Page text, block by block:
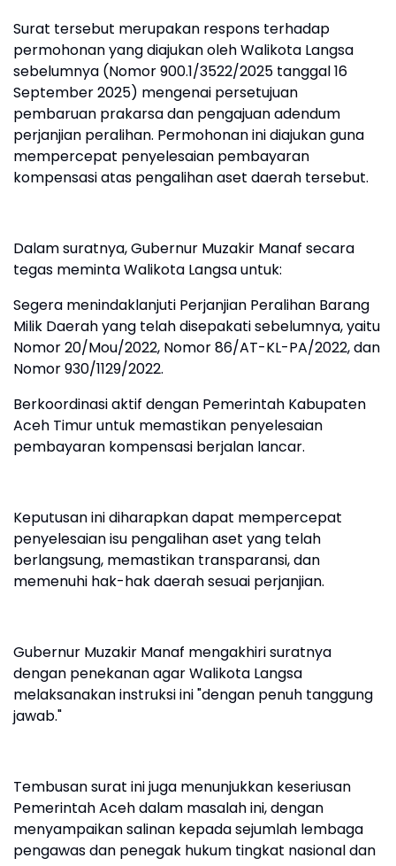
Surat tersebut merupakan respons terhadap
permohonan yang diajukan oleh Walikota Langsa
sebelumnya (Nomor 900.1/3522/2025 tanggal 16
September 2025) mengenai persetujuan
pembaruan prakarsa dan pengajuan adendum
perjanjian peralihan. Permohonan ini diajukan guna
mempercepat penyelesaian pembayaran
kompensasi atas pengalihan aset daerah tersebut.
Dalam suratnya, Gubernur Muzakir Manaf secara
tegas meminta Walikota Langsa untuk:
Segera menindaklanjuti Perjanjian Peralihan Barang
Milik Daerah yang telah disepakati sebelumnya, yaitu
Nomor 20/Mou/2022, Nomor 86/AT-KL-PA/2022, dan
Nomor 930/1129/2022.
Berkoordinasi aktif dengan Pemerintah Kabupaten
Aceh Timur untuk memastikan penyelesaian
pembayaran kompensasi berjalan lancar.
Keputusan ini diharapkan dapat mempercepat
penyelesaian isu pengalihan aset yang telah
berlangsung, memastikan transparansi, dan
memenuhi hak-hak daerah sesuai perjanjian.
Gubernur Muzakir Manaf mengakhiri suratnya
dengan penekanan agar Walikota Langsa
melaksanakan instruksi ini "dengan penuh tanggung
jawab."
Tembusan surat ini juga menunjukkan keseriusan
Pemerintah Aceh dalam masalah ini, dengan
menyampaikan salinan kepada sejumlah lembaga
pengawas dan penegak hukum tingkat nasional dan